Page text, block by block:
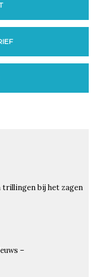
trillingen bij het zagen
–